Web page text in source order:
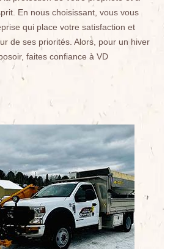
En nous choisissant, vous vous
qui place votre satisfaction et
de ses priorités. Alors, pour un hiver
faites confiance à VD